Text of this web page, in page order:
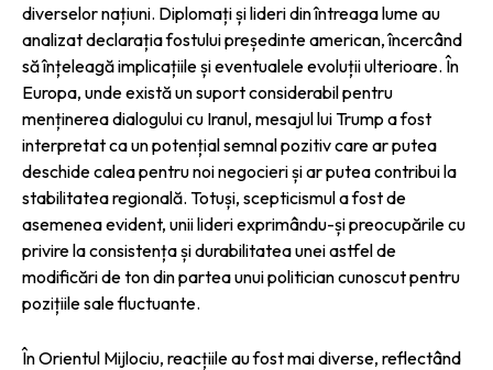
diverselor națiuni. Diplomați și lideri din întreaga lume au
analizat declarația fostului președinte american, încercând
să înțeleagă implicațiile și eventualele evoluții ulterioare. În
Europa, unde există un suport considerabil pentru
menținerea dialogului cu Iranul, mesajul lui Trump a fost
interpretat ca un potențial semnal pozitiv care ar putea
deschide calea pentru noi negocieri și ar putea contribui la
stabilitatea regională. Totuși, scepticismul a fost de
asemenea evident, unii lideri exprimându-și preocupările cu
privire la consistența și durabilitatea unei astfel de
modificări de ton din partea unui politician cunoscut pentru
pozițiile sale fluctuante.
În Orientul Mijlociu, reacțiile au fost mai diverse, reflectând